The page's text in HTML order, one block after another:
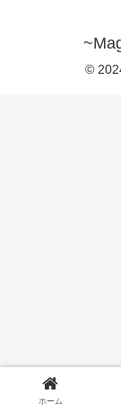
©
ホーム